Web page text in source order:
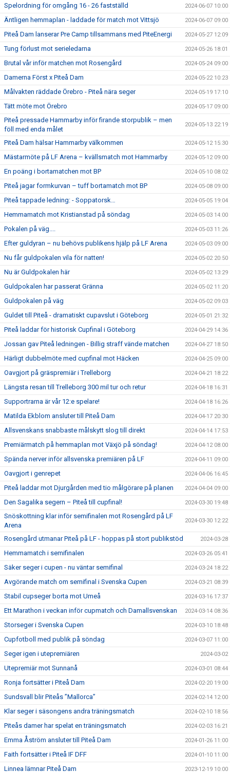
Spelordning för omgång 16 - 26 fastställd 2024-06-07 10:00
Äntligen hemmaplan - laddade för match mot Vittsjö 2024-06-07 09:00
Piteå Dam lanserar Pre Camp tillsammans med PiteEnergi 2024-05-27 12:09
Tung förlust mot serieledarna 2024-05-26 18:01
Brutal vår inför matchen mot Rosengård 2024-05-24 09:00
Damerna Först x Piteå Dam 2024-05-22 10:23
Målvakten räddade Örebro - Piteå nära seger 2024-05-19 17:10
Tätt möte mot Örebro 2024-05-17 09:00
Piteå pressade Hammarby inför firande storpublik – men
föll med enda målet
2024-05-13 22:19
Piteå Dam hälsar Hammarby välkommen 2024-05-12 15:30
Mästarmöte på LF Arena – kvällsmatch mot Hammarby 2024-05-12 09:00
En poäng i bortamatchen mot BP 2024-05-10 08:02
Piteå jagar formkurvan – tuff bortamatch mot BP 2024-05-08 09:00
Piteå tappade ledning: - Soppatorsk… 2024-05-05 19:04
Hemmamatch mot Kristianstad på söndag 2024-05-03 14:00
Pokalen på väg.... 2024-05-03 11:26
Efter guldyran – nu behövs publikens hjälp på LF Arena 2024-05-03 09:00
Nu får guldpokalen vila för natten! 2024-05-02 20:50
Nu är Guldpokalen här 2024-05-02 13:29
Guldpokalen har passerat Gränna 2024-05-02 11:20
Guldpokalen på väg 2024-05-02 09:03
Guldet till Piteå - dramatiskt cupavslut i Göteborg 2024-05-01 21:32
Piteå laddar för historisk Cupfinal i Göteborg 2024-04-29 14:36
Jossan gav Piteå ledningen - Billig straff vände matchen 2024-04-27 18:50
Härligt dubbelmöte med cupfinal mot Häcken 2024-04-25 09:00
Oavgjort på gräspremiär i Trelleborg 2024-04-21 18:22
Längsta resan till Trelleborg 300 mil tur och retur 2024-04-18 16:31
Supportrarna är vår 12:e spelare! 2024-04-18 16:26
Matilda Ekblom ansluter till Piteå Dam 2024-04-17 20:30
Allsvenskans snabbaste målskytt slog till direkt 2024-04-14 17:53
Premiärmatch på hemmaplan mot Växjö på söndag! 2024-04-12 08:00
Spända nerver inför allsvenska premiären på LF 2024-04-11 09:00
Oavgjort i genrepet 2024-04-06 16:45
Piteå laddar mot Djurgården med tio målgörare på planen 2024-04-04 09:00
Den Sagalika segern – Piteå till cupfinal! 2024-03-30 19:48
Snöskottning klar inför semifinalen mot Rosengård på LF
Arena
2024-03-30 12:22
Rosengård utmanar Piteå på LF - hoppas på stort publikstöd 2024-03-28
Hemmamatch i semifinalen 2024-03-26 05:41
Säker seger i cupen - nu väntar semifinal 2024-03-24 18:22
Avgörande match om semifinal i Svenska Cupen 2024-03-21 08:39
Stabil cupseger borta mot Umeå 2024-03-16 17:37
Ett Marathon i veckan inför cupmatch och Damallsvenskan 2024-03-14 08:36
Storseger i Svenska Cupen 2024-03-10 18:48
Cupfotboll med publik på söndag 2024-03-07 11:00
Seger igen i utepremiären 2024-03-02
Utepremiär mot Sunnanå 2024-03-01 08:44
Ronja fortsätter i Piteå Dam 2024-02-20 19:00
Sundsvall blir Piteås ”Mallorca” 2024-02-14 12:00
Klar seger i säsongens andra träningsmatch 2024-02-10 18:56
Piteås damer har spelat en träningsmatch 2024-02-03 16:21
Emma Åström ansluter till Piteå Dam 2024-01-26 11:00
Faith fortsätter i Piteå IF DFF 2024-01-10 11:00
Linnea lämnar Piteå Dam 2023-12-19 10:00